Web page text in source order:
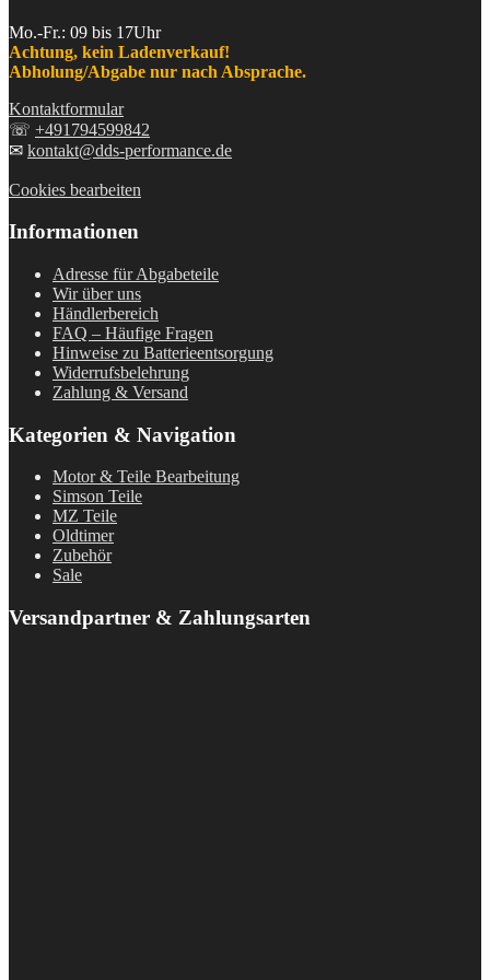
Mo.-Fr.: 09 bis 17Uhr
Achtung, kein Ladenverkauf!
Abholung/Abgabe nur nach Absprache.
Kontaktformular
☏ +491794599842
✉ kontakt@dds-performance.de
Cookies bearbeiten
Informationen
Adresse für Abgabeteile
Wir über uns
Händlerbereich
FAQ – Häufige Fragen
Hinweise zu Batterieentsorgung
Widerrufsbelehrung
Zahlung & Versand
Kategorien & Navigation
Motor & Teile Bearbeitung
Simson Teile
MZ Teile
Oldtimer
Zubehör
Sale
Versandpartner & Zahlungsarten